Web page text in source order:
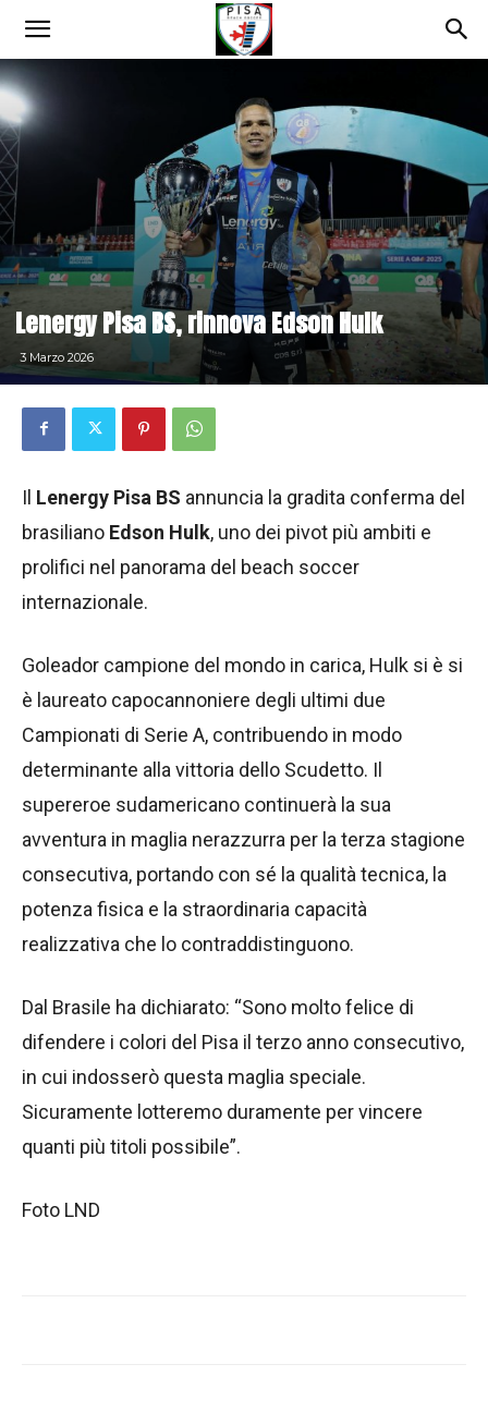
Lenergy Pisa BS, rinnova Edson Hulk
3 Marzo 2026
Il Lenergy Pisa BS annuncia la gradita conferma del
brasiliano Edson Hulk, uno dei pivot più ambiti e
prolifici nel panorama del beach soccer
internazionale.
Goleador campione del mondo in carica, Hulk si è si
è laureato capocannoniere degli ultimi due
Campionati di Serie A, contribuendo in modo
determinante alla vittoria dello Scudetto. Il
supereroe sudamericano continuerà la sua
avventura in maglia nerazzurra per la terza stagione
consecutiva, portando con sé la qualità tecnica, la
potenza fisica e la straordinaria capacità
realizzativa che lo contraddistinguono.
Dal Brasile ha dichiarato: “Sono molto felice di
difendere i colori del Pisa il terzo anno consecutivo,
in cui indosserò questa maglia speciale.
Sicuramente lotteremo duramente per vincere
quanti più titoli possibile”.
Foto LND